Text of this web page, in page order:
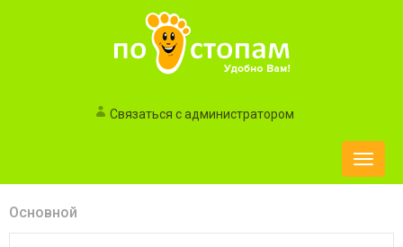
Связаться с администратором
Toggle
Основной